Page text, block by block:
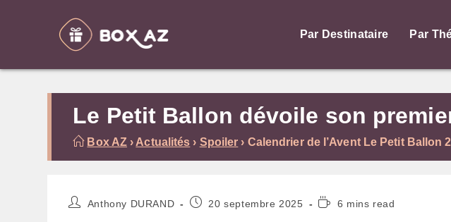
Par Destinataire Par
Le Petit Ballon dévoile son
Box AZ › Actualités › Spoiler › Calendrier de l’Avent Le Petit Ballon
Auteur/autrice
Anthony DURAND
Publication
20 septembre 2025
Temps6 mins read